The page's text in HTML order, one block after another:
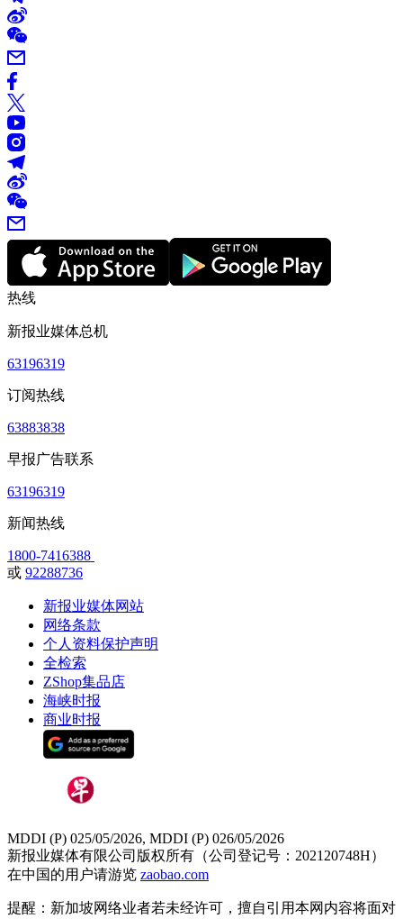
热线
新报业媒体总机
63196319
订阅热线
63883838
早报广告联系
63196319
新闻热线
1800-7416388
或 92288736
新报业媒体网站
网络条款
个人资料保护声明
全检索
ZShop集品店
海峡时报
商业时报
MDDI (P) 025/05/2026, MDDI (P) 026/05/2026
新报业媒体有限公司版权所有（公司登记号：202120748H）
在中国的用户请游览 zaobao.com
提醒：新加坡网络业者若未经许可，擅自引用本网内容将面对